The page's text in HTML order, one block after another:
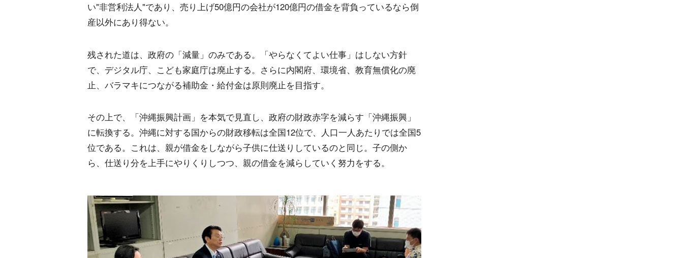
い"非営利法人"であり、売り上げ50億円の会社が120億円の借金を背負っているなら倒
産以外にあり得ない。
残された道は、政府の「減量」のみである。「やらなくてよい仕事」はしない方針
で、デジタル庁、こども家庭庁は廃止する。さらに内閣府、環境省、教育無償化の廃
止、バラマキにつながる補助金・給付金は原則廃止を目指す。
その上で、「沖縄振興計画」を本気で見直し、政府の財政赤字を減らす「沖縄振興」
に転換する。沖縄に対する国からの財政移転は全国12位で、人口一人あたりでは全国5
位である。これは、親が借金をしながら子供に仕送りしているのと同じ。子の側か
ら、仕送り分を上手にやりくりしつつ、親の借金を減らしていく努力をする。